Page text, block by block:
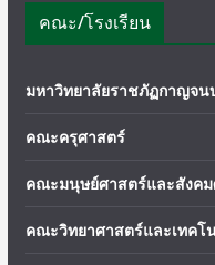
คณะ/โรงเรียน
มหาวิทยาลัยราชภัฏกาญจน
คณะครุศาสตร์
คณะมนุษย์ศาสตร์และสังค
คณะวิทยาศาสตร์และเทคโ